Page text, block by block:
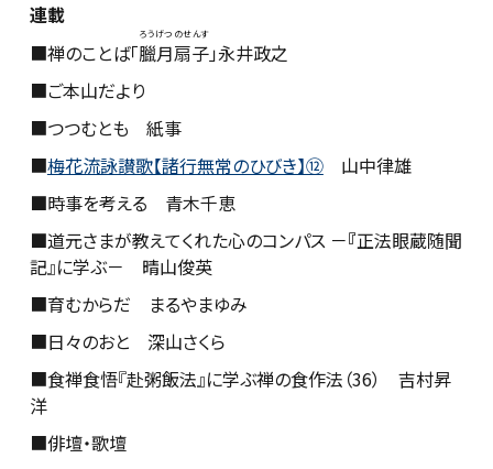
連載
■禅のことば「臘月扇子
ろうげつのせんす
」永井政之
■ご本山だより
■つつむとも 紙事
■梅花流詠讃歌【諸行無常のひびき】⑫山中律雄
■時事を考える 青木千恵
■道元さまが教えてくれた心のコンパス －『正法眼蔵随聞
記』に学ぶ－ 晴山俊英
■育むからだ まるやまゆみ
■日々のおと 深山さくら
■食禅食悟『赴粥飯法』に学ぶ禅の食作法（36） 吉村昇
洋
■俳壇・歌壇